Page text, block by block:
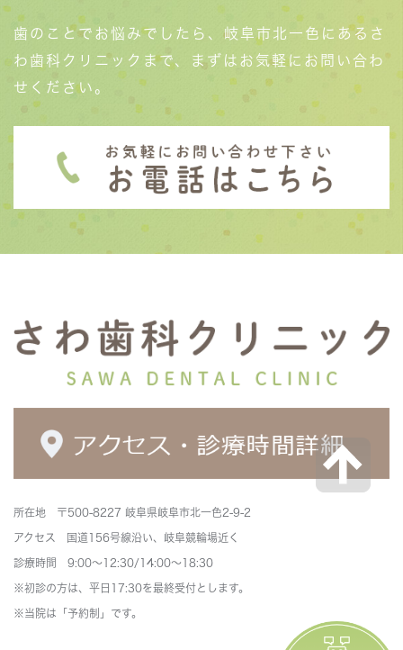
歯のことでお悩みでしたら、岐阜市北一色にあるさ
わ歯科クリニックまで、まずはお気軽にお問い合わ
せください。
所在地 〒500-8227 岐阜県岐阜市北一色2-9-2
アクセス 国道156号線沿い、岐阜競輪場近く
診療時間 9:00～12:30/14:00～18:30
※初診の方は、平日17:30を最終受付とします。
※当院は「予約制」です。